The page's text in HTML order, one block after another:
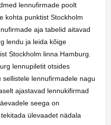
lennufirmade poolt
kohta punktist Stockholm
aja tabelid aitavad
lendu ja leida kõige
Stockholm linna Hamburg.
lennupiletit otsides
lennufirmadele nagu
ajastavad lennukifirmad
seega on
ülevaadet nädala